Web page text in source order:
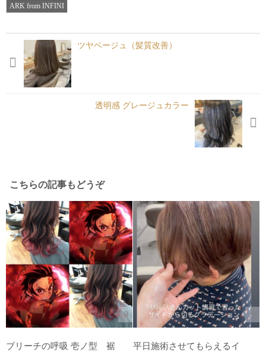
ARK from INFINI
ツヤベージュ（髪質改善）
透明感 グレージュカラー
こちらの記事もどうぞ
0
ブリーチの呼吸 壱ノ型 裾
平日施術させてもらえるイ